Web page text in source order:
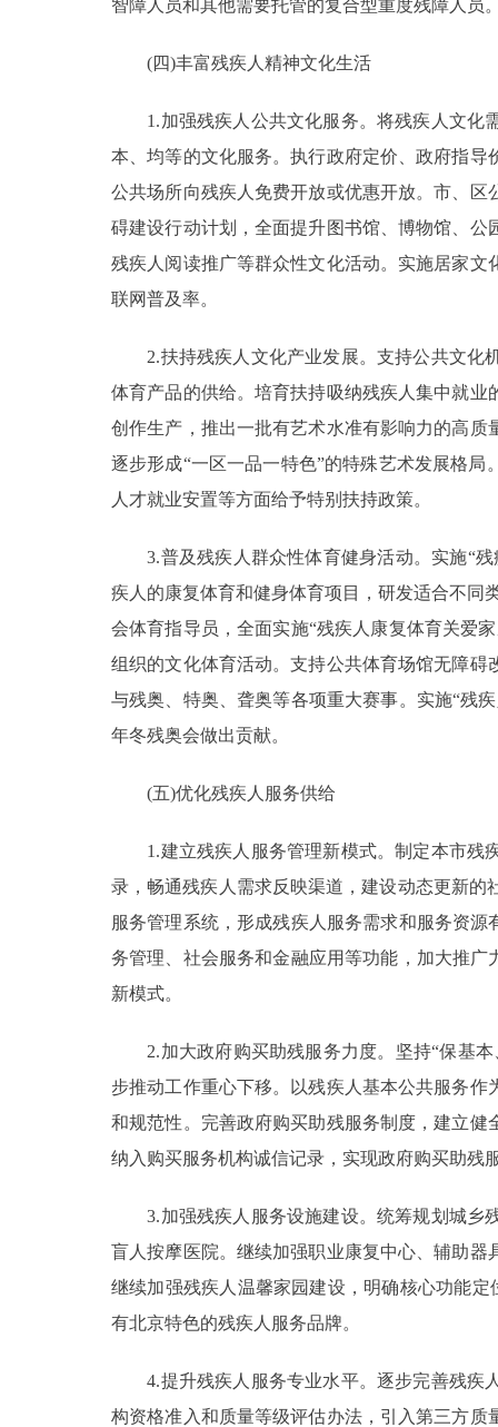
智障人员和其他需要托管的复合型重度残障人员
(四)丰富残疾人精神文化生活
1.加强残疾人公共文化服务。将残疾人文化需
本、均等的文化服务。执行政府定价、政府指
公共场所向残疾人免费开放或优惠开放。市、
碍建设行动计划，全面提升图书馆、博物馆、
残疾人阅读推广等群众性文化活动。实施居家
联网普及率。
2.扶持残疾人文化产业发展。支持公共文化机
体育产品的供给。培育扶持吸纳残疾人集中就
创作生产，推出一批有艺术水准有影响力的高
逐步形成“一区一品一特色”的特殊艺术发展格
人才就业安置等方面给予特别扶持政策。
3.普及残疾人群众性体育健身活动。实施“残
疾人的康复体育和健身体育项目，研发适合不同
会体育指导员，全面实施“残疾人康复体育关爱
组织的文化体育活动。支持公共体育场馆无障
与残奥、特奥、聋奥等各项重大赛事。实施“残
年冬残奥会做出贡献。
(五)优化残疾人服务供给
1.建立残疾人服务管理新模式。制定本市残疾
录，畅通残疾人需求反映渠道，建设动态更新的
服务管理系统，形成残疾人服务需求和服务资
务管理、社会服务和金融应用等功能，加大推广
新模式。
2.加大政府购买助残服务力度。坚持“保基本
步推动工作重心下移。以残疾人基本公共服务
和规范性。完善政府购买助残服务制度，建立
纳入购买服务机构诚信记录，实现政府购买助残
3.加强残疾人服务设施建设。统筹规划城乡残
盲人按摩医院。继续加强职业康复中心、辅助
继续加强残疾人温馨家园建设，明确核心功能
有北京特色的残疾人服务品牌。
4.提升残疾人服务专业水平。逐步完善残疾人
构资格准入和质量等级评估办法，引入第三方